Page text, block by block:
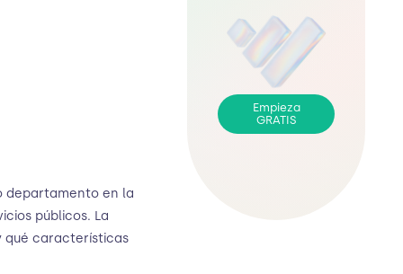
departamento en la
públicos. La
qué características
Empieza
GRATIS